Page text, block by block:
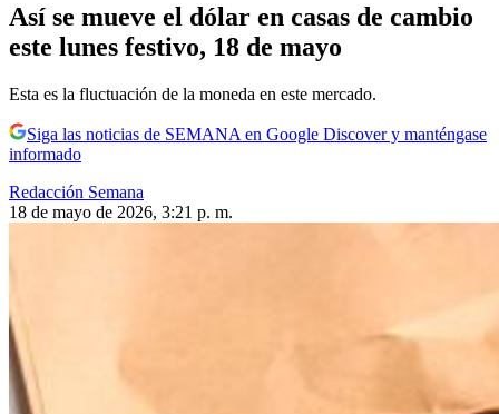
Así se mueve el dólar en casas de cambio
este lunes festivo, 18 de mayo
Esta es la fluctuación de la moneda en este mercado.
Siga las noticias de SEMANA en Google Discover y manténgase
informado
Redacción Semana
18 de mayo de 2026, 3:21 p. m.